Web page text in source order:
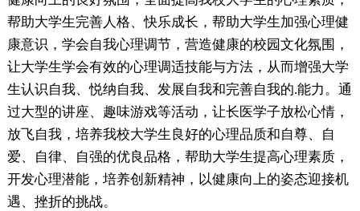
帮助大学生完善人格、快乐成长，帮助大学生加强心理健
康意识，学会自我心理调节，营造健康的校园文化氛围，
让大学生学会有效的心理调适技能与方法，从而增强大学
生认识自我、悦纳自我、发展自我和完善自我的.能力。通
过大型的讲座、趣味游戏等活动，让长医学子放松心情，
放飞自我，培养我校大学生良好的心理品质和自尊、自
爱、自律、自强的优良品格，帮助大学生提高心理素质，
开发心理潜能，培养创新精神，以健康向上的姿态迎接机
遇、挫折的挑战。